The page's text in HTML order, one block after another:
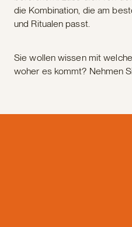
die Kombination, die am
und Ritualen passt.
Sie wollen wissen mit
woher es kommt? Nehmen